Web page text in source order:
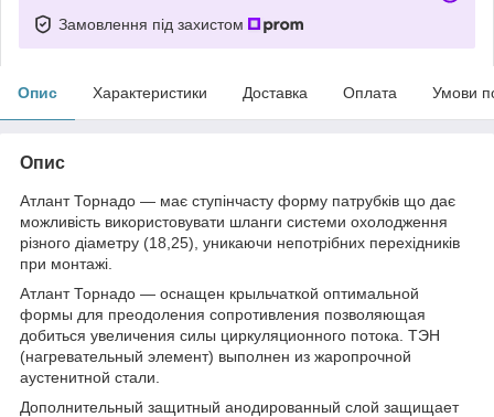
Замовлення під захистом
Опис Характеристики Доставка Оплата Умови
Опис
Атлант Торнадо ― має ступінчасту форму патрубків що дає
можливість використовувати шланги системи охолодження
різного діаметру (18,25), уникаючи непотрібних перехідників
при монтажі.
Атлант Торнадо ― оснащен крыльчаткой оптимальной
формы для преодоления сопротивления позволяющая
добиться увеличения силы циркуляционного потока. ТЭН
(нагревательный элемент) выполнен из жаропрочной
аустенитной стали.
Дополнительный защитный анодированный слой защищает